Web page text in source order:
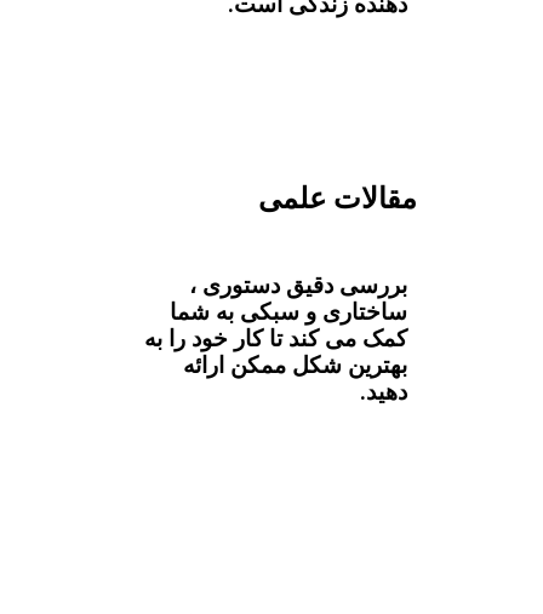
مقالات علمی
بررسی دقیق دستوری ،
ساختاری و سبکی به شما
کمک می کند تا کار خود را به
بهترین شکل ممکن ارائه
دهید.